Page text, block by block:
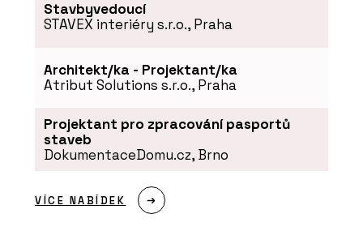
Stavbyvedoucí
STAVEX interiéry s.r.o., Praha
Architekt/ka - Projektant/ka
Atribut Solutions s.r.o., Praha
Projektant pro zpracování pasportů
staveb
DokumentaceDomu.cz, Brno
VÍCE NABÍDEK